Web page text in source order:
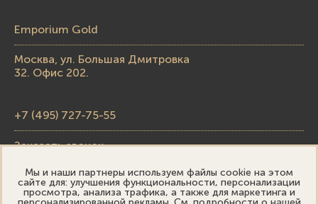
Emporium Gold
Москва, ул. Большая Дмитровка
32. Офис 202.
+7 (495) 727-75-55
Заказать звонок
skupka@emporiumgold.com
sale@emporiumgold.com
Мы и наши партнеры используем файлы cookie на этом
сайте для: улучшения функциональности, персонализации
просмотра, анализа трафика, а также для маркетинга и